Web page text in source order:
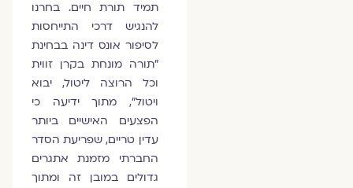
תמיד תורת חיים. בחרנו
להנגיש דרכי התייחסות
לסיפור אונס דינה בבחינת
״תורה מונחת בקרן זווית
וכל הרוצה ליטול, יבוא
ויטול״, מתוך ידיעה כי
הפצעים האישיים ביותר
עדין טריים, שפריעת הסדר
החברתי מזמנת אתגרים
גדולים במובן זה ומתוך